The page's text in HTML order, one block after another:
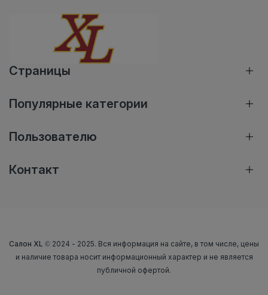
Страницы
Популярные категории
Пользователю
Контакт
Салон XL © 2024 - 2025. Вся информация на сайте, в том числе, цены
и наличие товара носит информационный характер и не является
публичной офертой.